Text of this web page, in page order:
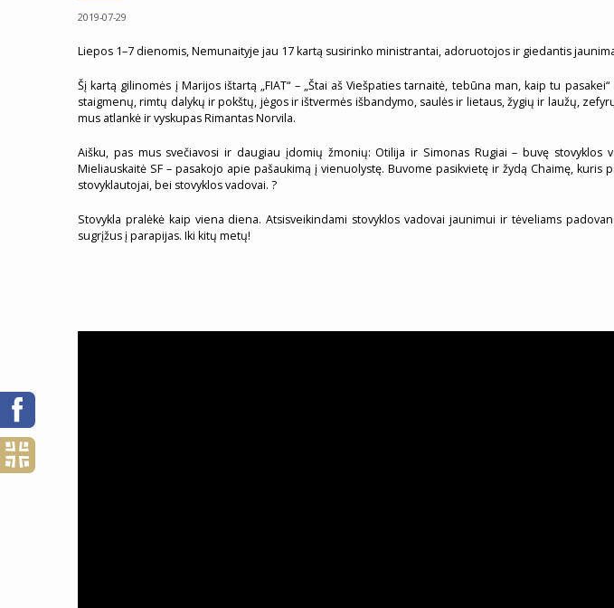
2019-07-29
Liepos 1–7 dienomis, Nemunaityje jau 17 kartą susirinko ministrantai, adoruotojos ir giedantis
Šį kartą gilinomės į Marijos ištartą „FIAT“ – „Štai aš Viešpaties tarnaitė, tebūna man, kaip tu
staigmenų, rimtų dalykų ir pokštų, jėgos ir ištvermės išbandymo, saulės ir lietaus, žygių ir laužų,
mus atlankė ir vyskupas Rimantas Norvila.
Aišku, pas mus svečiavosi ir daugiau įdomių žmonių: Otilija ir Simonas Rugiai – buvę
Mieliauskaitė SF – pasakojo apie pašaukimą į vienuolystę. Buvome pasikvietę ir žydą Chaimę,
stovyklautojai, bei stovyklos vadovai. ?
Stovykla pralėkė kaip viena diena. Atsisveikindami stovyklos vadovai jaunimui ir tėveliams
sugrįžus į parapijas. Iki kitų metų!